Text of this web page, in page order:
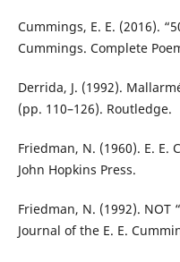
Cummings, E. E. (2016).
Cummings. Complete
Derrida, J. (1992).
(pp. 110–126). Routledge.
Friedman, N. (1960). E.
John Hopkins Press.
Friedman, N. (1992). NOT
Journal of the E. E.